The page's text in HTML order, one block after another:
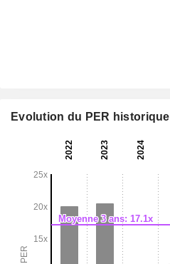
Evolution du PER historique